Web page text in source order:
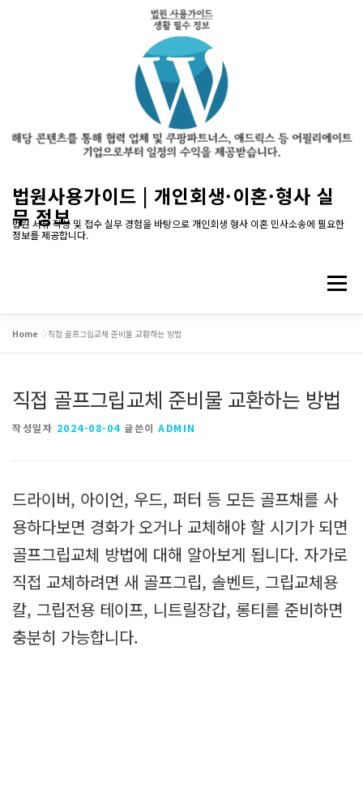
법원사용가이드 | 개인회생·이혼·형사 실
무 정보
법원 서류 작성 및 접수 실무 경험을 바탕으로 개인회생 형사 이혼 민사소송에 필요한
정보를 제공합니다.
메뉴
Home »직접 골프그립교체 준비물 교환하는 방법
직접 골프그립교체 준비물 교환하는 방법
작성일자 2024-08-04 글쓴이 ADMIN
드라이버, 아이언, 우드, 퍼터 등 모든 골프채를 사
용하다보면 경화가 오거나 교체해야 할 시기가 되면
골프그립교체 방법에 대해 알아보게 됩니다. 자가로
직접 교체하려면 새 골프그립, 솔벤트, 그립교체용
칼, 그립전용 테이프, 니트릴장갑, 롱티를 준비하면
충분히 가능합니다.